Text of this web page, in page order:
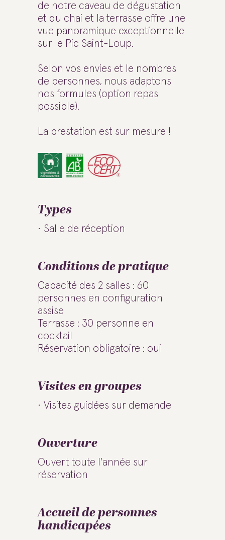
de notre caveau de dégustation
et du chai et la terrasse offre une
vue panoramique exceptionnelle
sur le Pic Saint-Loup.
Selon vos envies et le nombres
de personnes, nous adaptons
nos formules (option repas
possible).
La prestation est sur mesure !
Types
Salle de réception
Conditions de pratique
Capacité des 2 salles : 60
personnes en configuration
assise
Terrasse : 30 personne en
cocktail
Réservation obligatoire : oui
Visites en groupes
Visites guidées sur demande
Ouverture
Ouvert toute l'année sur
réservation
Accueil de personnes
handicapées